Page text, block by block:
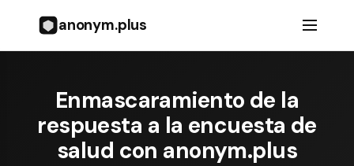
anonym.plus
Enmascaramiento de la
respuesta a la encuesta de
salud con anonym.plus